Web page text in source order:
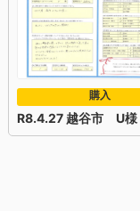
購入
R8.4.27 越谷市 U様